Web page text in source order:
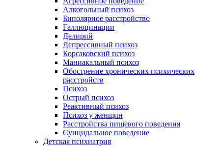
Алкогольный психоз
Биполярное расстройство
Галлюцинации
Делирий
Депрессивный психоз
Корсаковский психоз
Маниакальный психоз
Обострение хронических психических
расстройств
Психоз
Острый психоз
Реактивный психоз
Психоз у женщин
Расстройства пищевого поведения
Суицидальное поведение
Детская психиатрия